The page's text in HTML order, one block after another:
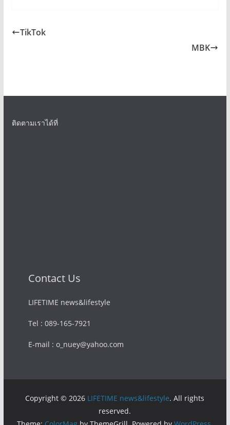
TikTok
MBK
ติดตามเราได้ที่
Contact Us
LIFETIME news&lifestyle
Tel : 089-165-7921
E-mail : o_nuey@yahoo.com
Copyright © 2026 LIFETIME news&lifestyle. All rights
reserved.